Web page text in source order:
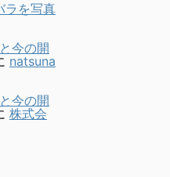
ラを写真
今の開
natsuna
今の開
株式会